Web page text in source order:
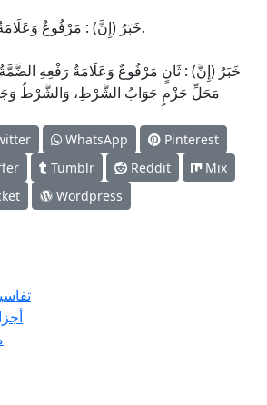
خَبَرُ (إِنَّ
) : مَرْفُوعٌ وَعَلَامَةُ رَفْعِهِ الضَّمَّةُ الظَّاهِرَةُ.
خَبَرُ (إِنَّ) : ثَانٍ مَرْفُوعٌ وَعَلَامَةُ رَفْعِهِ
مَحَلِّ جَزْمٍ جَوَابُ الشَّرْطِ، وَالشَّرْطُ
WhatsApp
Pinterest
Tumblr Reddit
Mix
Wordpress